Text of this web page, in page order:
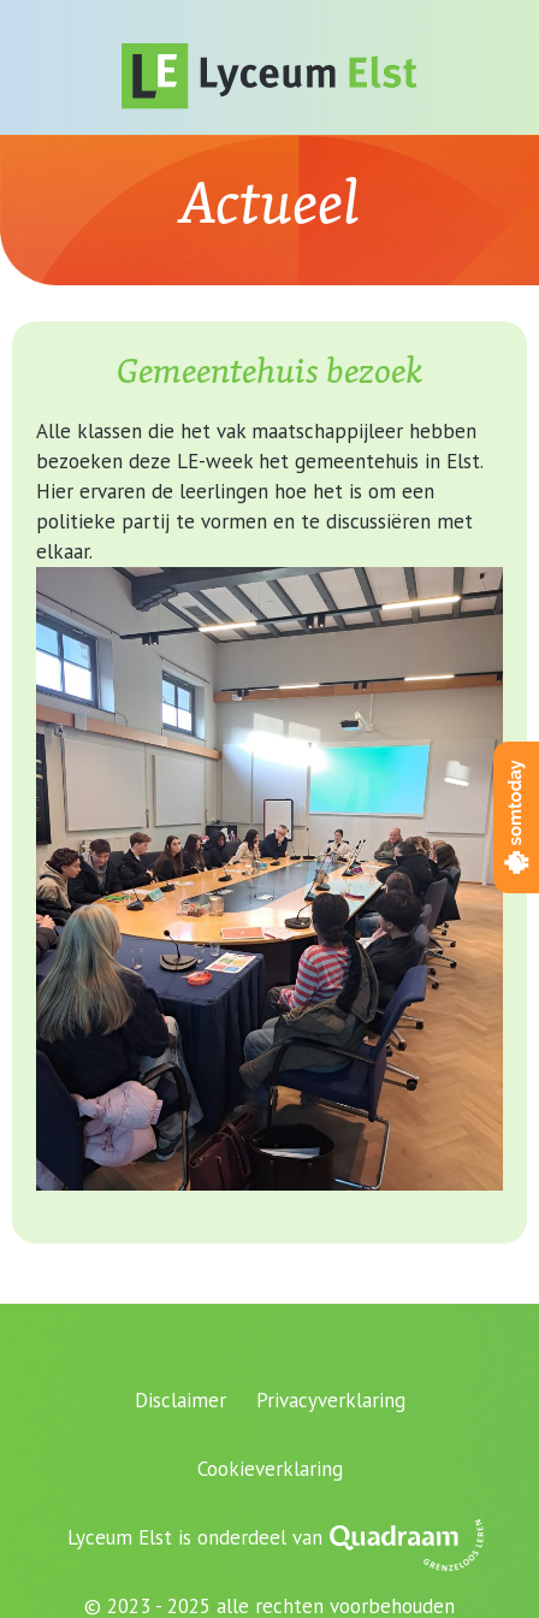
Actueel
Gemeentehuis bezoek
Alle klassen die het vak maatschappijleer hebben
bezoeken deze LE-week het gemeentehuis in Elst.
Hier ervaren de leerlingen hoe het is om een
politieke partij te vormen en te discussiëren met
elkaar.
Disclaimer Privacyverklaring
Cookieverklaring
Lyceum Elst is onderdeel van
© 2023 - 2025 alle rechten voorbehouden